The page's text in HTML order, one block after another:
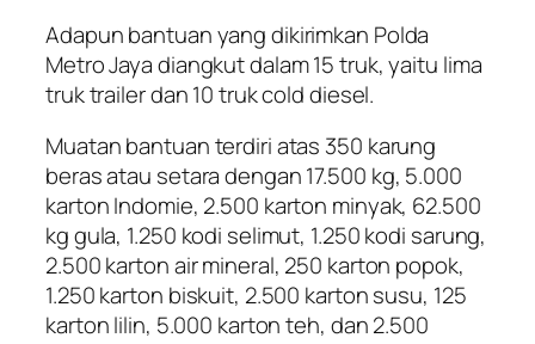
Adapun bantuan yang dikirimkan Polda
Metro Jaya diangkut dalam 15 truk, yaitu lima
truk trailer dan 10 truk cold diesel.
Muatan bantuan terdiri atas 350 karung
beras atau setara dengan 17.500 kg, 5.000
karton Indomie, 2.500 karton minyak, 62.500
kg gula, 1.250 kodi selimut, 1.250 kodi sarung,
2.500 karton air mineral, 250 karton popok,
1.250 karton biskuit, 2.500 karton susu, 125
karton lilin, 5.000 karton teh, dan 2.500